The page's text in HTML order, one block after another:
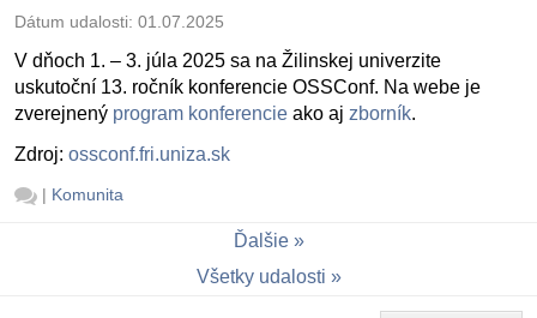
Dátum udalosti: 01.07.2025
V dňoch 1. – 3. júla 2025 sa na Žilinskej univerzite
uskutoční 13. ročník konferencie OSSConf. Na webe je
zverejnený program konferencie ako aj zborník.
Zdroj: ossconf.fri.uniza.sk
| Komunita
Ďalšie
Všetky udalosti